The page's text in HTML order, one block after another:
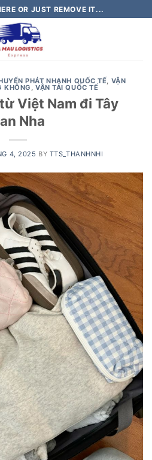
OR JUST REMOVE IT...
PHÁT NHANH QUỐC TẾ, VẬN
KHÔNG , VẬN TẢI QUỐC TẾ
Việt Nam đi Tây
Nha
4, 2025 BY TTS_THANHNHI